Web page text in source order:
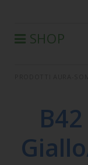
SHOP
SEMINARI IN
LIBRI